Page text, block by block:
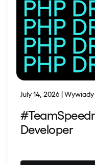
July 14, 2026 | Wywiady
Developer